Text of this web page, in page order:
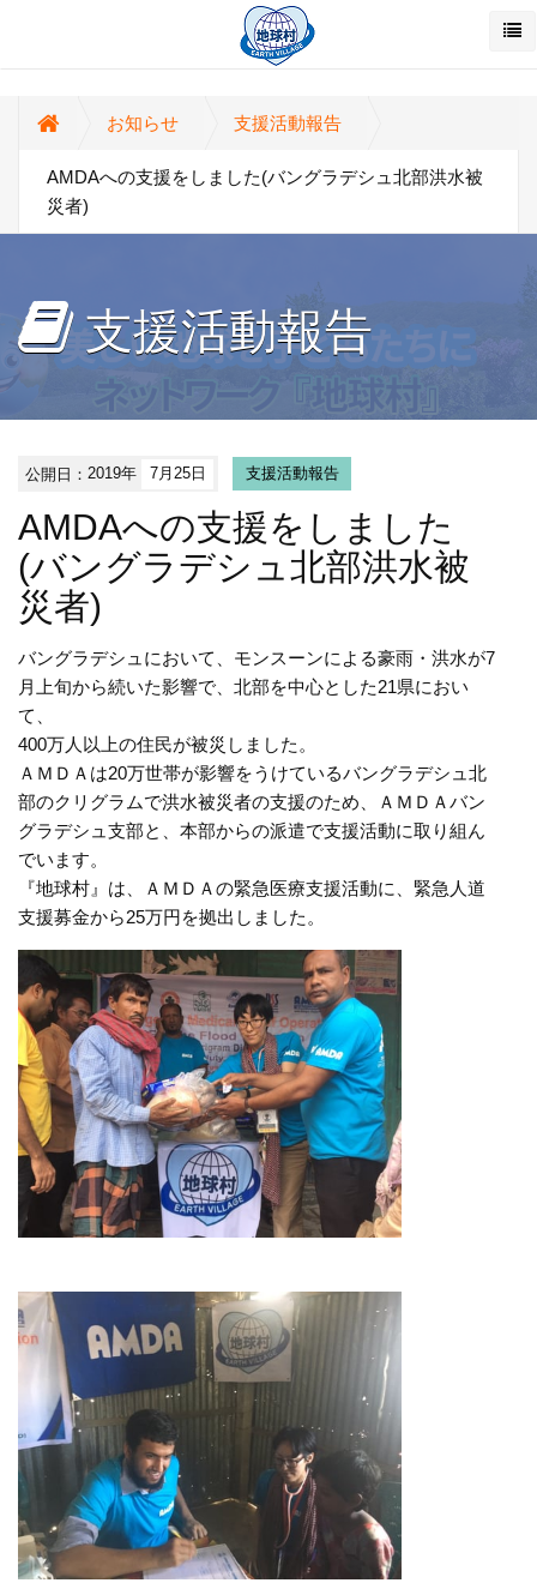
お知らせ 支援活動報告
AMDAへの支援をしました(バングラデシュ北部洪水被
災者)
支援活動報告
公開日：2019年 7月25日 支援活動報告
AMDAへの支援をしました
(バングラデシュ北部洪水被
災者)
バングラデシュにおいて、モンスーンによる豪雨・洪水が7
月上旬から続いた影響で、北部を中心とした21県におい
て、
400万人以上の住民が被災しました。
ＡＭＤＡは20万世帯が影響をうけているバングラデシュ北
部のクリグラムで洪水被災者の支援のため、ＡＭＤＡバン
グラデシュ支部と、本部からの派遣で支援活動に取り組ん
でいます。
『地球村』は、ＡＭＤＡの緊急医療支援活動に、緊急人道
支援募金から25万円を拠出しました。